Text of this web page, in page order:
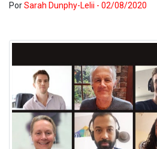
PorSarah Dunphy-Lelii - 02/08/2020